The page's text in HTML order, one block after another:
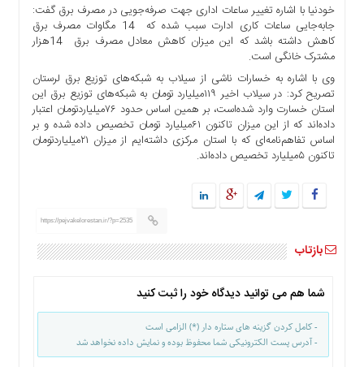
برگه
نمونه
تعرفه
درباره
ارتباط
تعرفه
درباره
خودنیا با اشاره تغییر ساعات اداری جهت صرفه‌جویی در مصرف برق گفت:
جابه‌جایی ساعات کاری ادارت سبب شده که 14 مگاوات مصرف برق
کاهش داشته باشد که این میزان کاهش معادل مصرف برق 14هزار
مشترک خانگی است.
وی با اشاره به خسارات ناشی از سیلاب به شبکه‌های توزیع برق لرستان
تصریح کرد: در سیلاب اخیر ۱۱۹میلیارد تومان به شبکه‌های توزیع برق این
استان خسارت وارد شده‌است، بر همین اساس حدود ۷۶میلیاردتومان اعتبار
داده‌اند که از این میزان تاکنون ۶۱میلیارد تومان تخصیص داده شده و بر
اساس تفاهم‌نامه‌ای که با استان مرکزی داشته‌ایم از میزان ۲۱میلیاردتومان
تاکنون ۵میلیارد تخصیص داده‌اند.
https://pejvakelorestan.ir/?p=2535
بازتاب
شما هم می توانید دیدگاه خود را ثبت کنید
- کامل کردن گزینه های ستاره دار (*) الزامی است
- آدرس پست الکترونیکی شما محفوظ بوده و نمایش داده نخواهد شد